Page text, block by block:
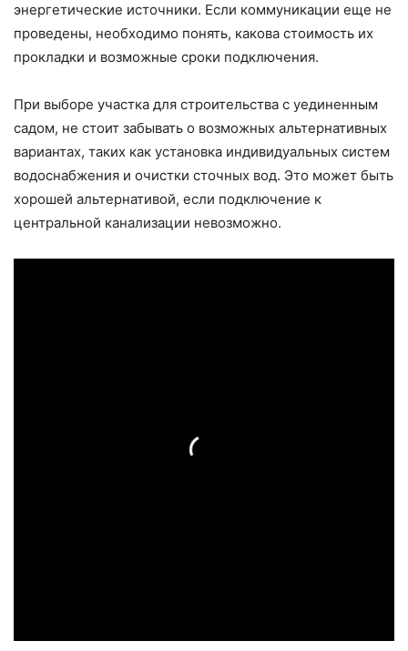
энергетические источники. Если коммуникации еще не
проведены, необходимо понять, какова стоимость их
прокладки и возможные сроки подключения.
При выборе участка для строительства с уединенным
садом, не стоит забывать о возможных альтернативных
вариантах, таких как установка индивидуальных систем
водоснабжения и очистки сточных вод. Это может быть
хорошей альтернативой, если подключение к
центральной канализации невозможно.